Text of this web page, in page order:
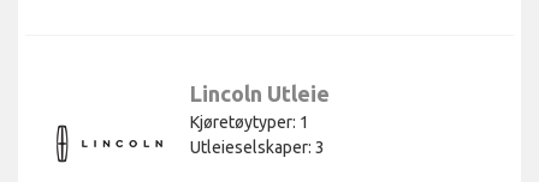
Lincoln Utleie
Kjøretøytyper: 1
Utleieselskaper: 3